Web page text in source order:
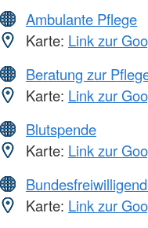
Ambulante Pflege
Karte: Link zur
Beratung zur
Karte: Link zur
Blutspende
Karte: Link zur
Karte: Link zur